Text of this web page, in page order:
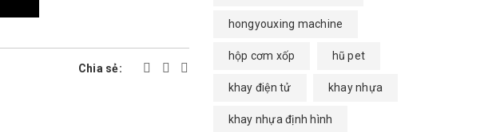
Chia sẻ:
hongyouxing machine
hộp cơm xốp hũ pet
khay điện tử khay nhựa
khay nhựa định hình